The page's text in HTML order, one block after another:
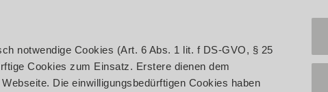
notwendige Cookies (Art. 6 Abs. 1 lit. f DS-GVO, § 25
Cookies zum Einsatz. Erstere dienen dem
Die einwilligungsbedürftigen Cookies haben